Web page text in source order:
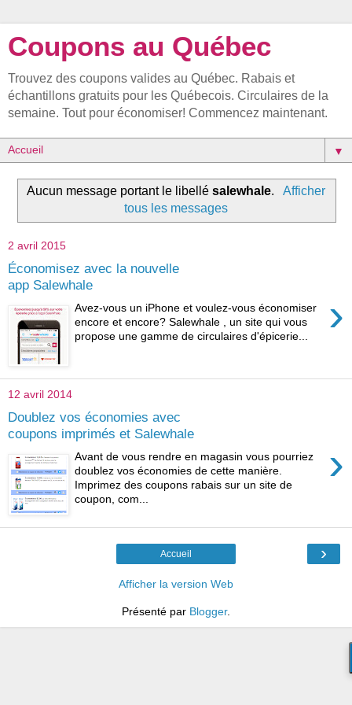
Coupons au Québec
Trouvez des coupons valides au Québec. Rabais et
échantillons gratuits pour les Québecois. Circulaires de la
semaine. Tout pour économiser! Commencez maintenant.
▼
Aucun message portant le libellésalewhale.
Afficher
tous les messages
2 avril 2015
Économisez avec la nouvelle
app Salewhale
›
Avez-vous un iPhone et voulez-vous économiser
encore et encore? Salewhale , un site qui vous
propose une gamme de circulaires d'épicerie...
12 avril 2014
Doublez vos économies avec
coupons imprimés et Salewhale
›
Avant de vous rendre en magasin vous pourriez
doublez vos économies de cette manière.
Imprimez des coupons rabais sur un site de
coupon, com...
›
Accueil
Afficher la version Web
Présenté par Blogger.